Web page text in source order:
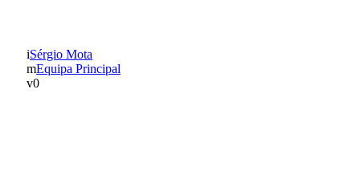
Sérgio Mota
Equipa Principal
0